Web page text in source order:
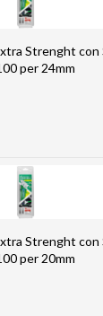
Strenght con
per 24mm
Strenght con
per 20mm